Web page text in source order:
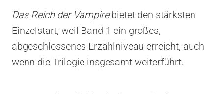
Das Reich der Vampirebietet den stärksten
Einzelstart, weil Band 1 ein großes,
abgeschlossenes Erzählniveau erreicht, auch
wenn die Trilogie insgesamt weiterführt.